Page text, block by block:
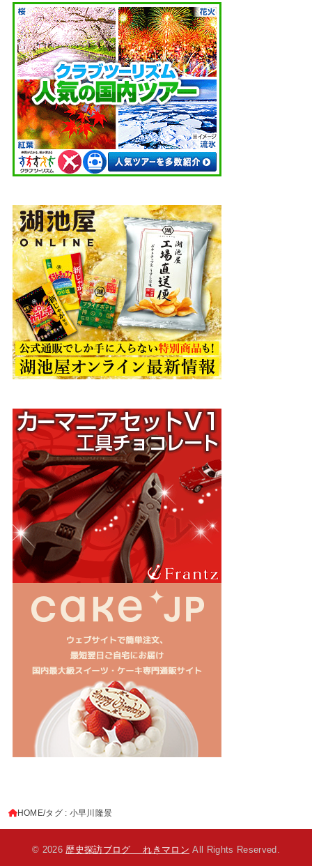
HOME タグ : 小早川隆景
© 2026 歴史探訪ブログ れきマロン All Rights Reserved.